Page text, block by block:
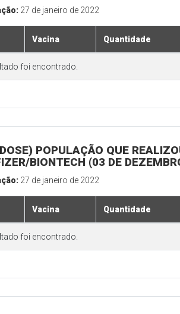
27 de janeiro de 2022
Vacina Quantidade
foi encontrado.
POPULAÇÃO QUE
BIONTECH (03 DE
27 de janeiro de 2022
Vacina Quantidade
foi encontrado.